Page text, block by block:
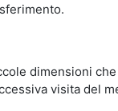
dimensioni
visita del